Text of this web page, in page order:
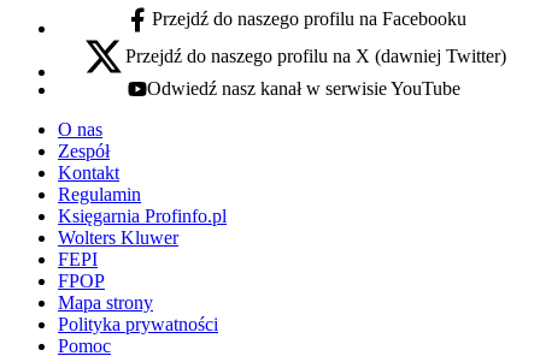
facebook - otwiera się w nowej karcie
Przejdź do naszego profilu na Facebooku
x - otwiera się w nowej karcie
Przejdź do naszego profilu na X (dawniej Twitter)
youtube - otwiera się w nowej karcie
Odwiedź nasz kanał w serwisie YouTube
O nas
Zespół
Kontakt
Regulamin
Księgarnia Profinfo.pl
Wolters Kluwer
FEPI
FPOP
Mapa strony
Polityka prywatności
Pomoc